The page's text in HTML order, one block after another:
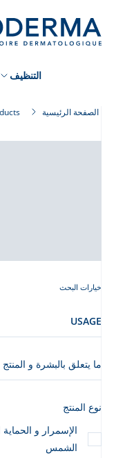
التنظيف
الصفحة الرئيسية
خيارات البحث
USAGE
ما يتعلق بالبشرة و المنتج
نوع المنتج
الإسمرار و
الشمس